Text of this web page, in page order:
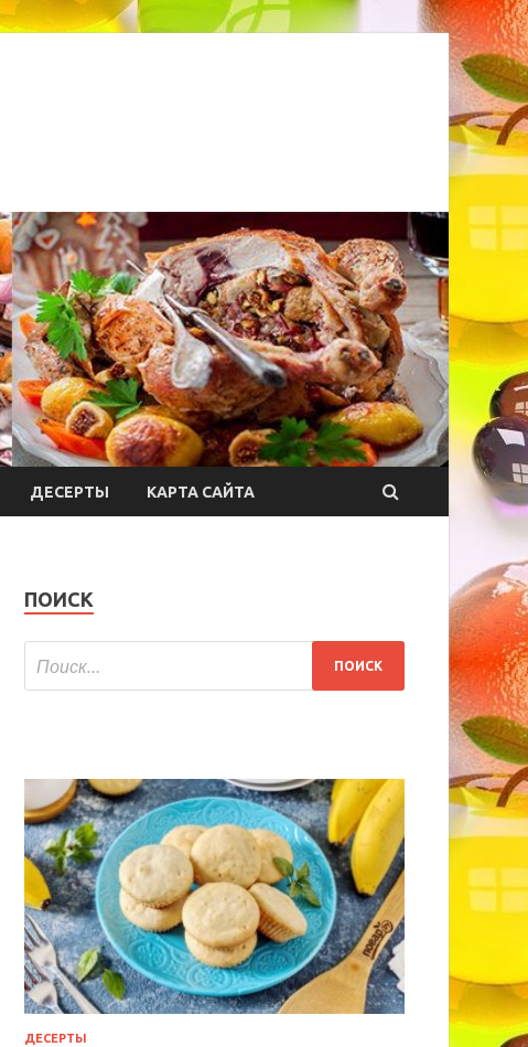
ДЕСЕРТЫ КАРТА САЙТА
ПОИСК
ДЕСЕРТЫ